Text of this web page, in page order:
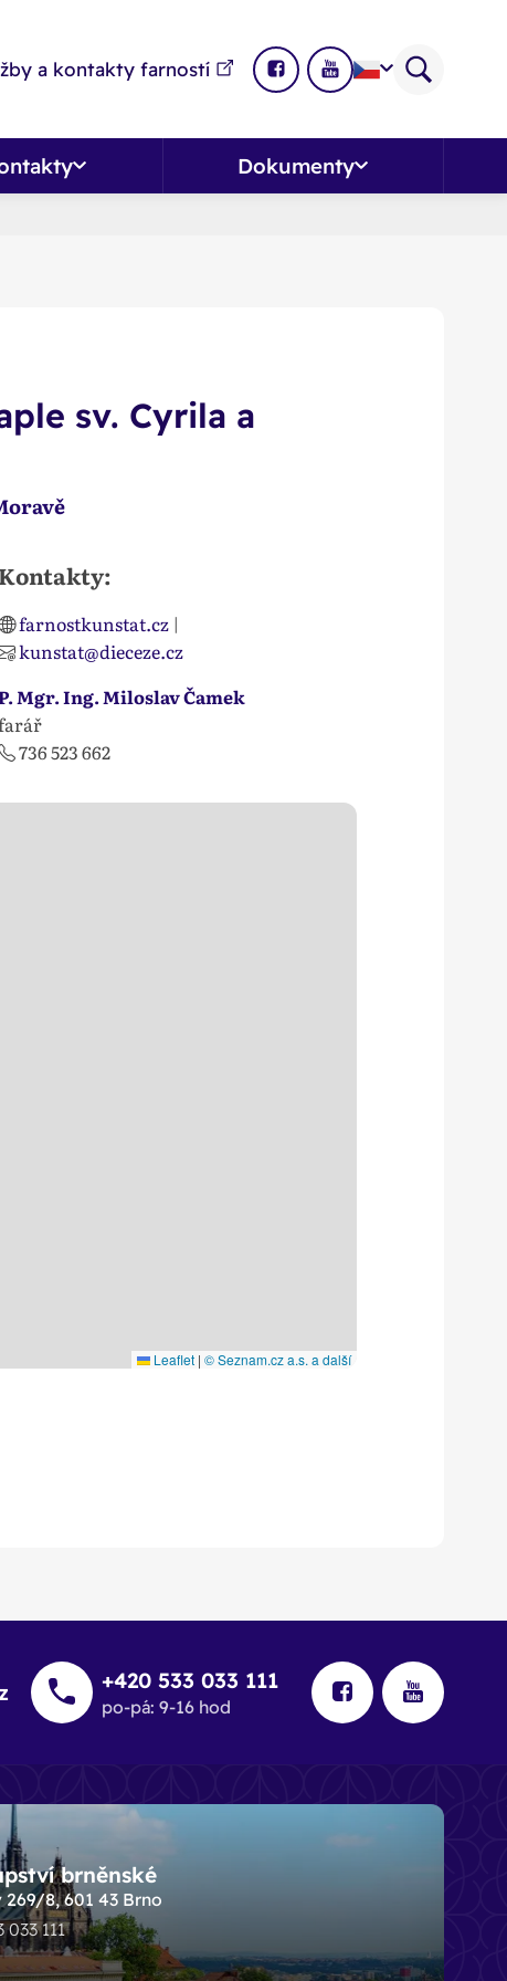
Dokumenty
a kontakty farností
sv. Cyrila a
Kontakty:
farnostkunstat.cz |
kunstat@dieceze.cz
Mgr. Ing. Miloslav Čamek
736 523 662
Leaflet | © Seznam.cz a.s. a další
+420 533 033 111
po-pá: 9-16 hod
brněnské
269/8, 601 43 Brno
033 111